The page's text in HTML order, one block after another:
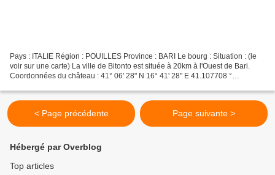
Pays : ITALIE Région : POUILLES Province : BARI Le bourg : Situation : (le
voir sur une carte) La ville de Bitonto est située à 20km à l'Ouest de Bari.
Coordonnées du château : 41° 06' 28" N 16° 41' 28" E 41.107708 °
< Page précédente Page suivante >
Hébergé par Overblog
Top articles